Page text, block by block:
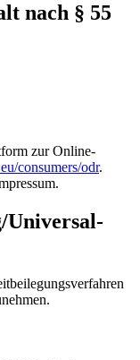
nach § 55
zur Online-
consumers/odr.
Universal­